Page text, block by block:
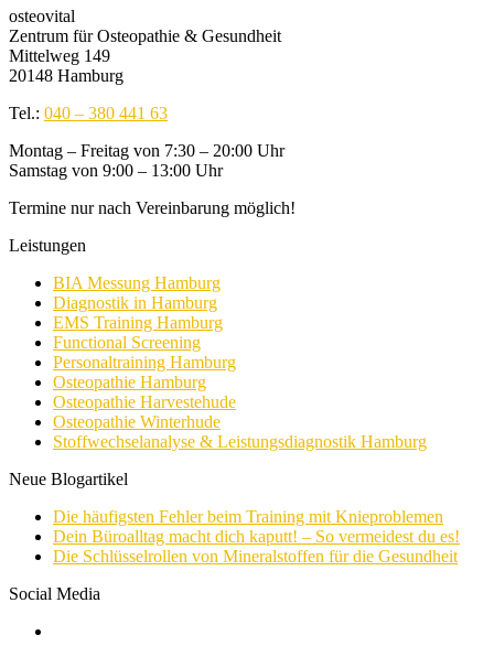
osteovital
Zentrum für Osteopathie & Gesundheit
Mittelweg 149
20148 Hamburg
Tel.: 040 – 380 441 63
Montag – Freitag von 7:30 – 20:00 Uhr
Samstag von 9:00 – 13:00 Uhr
Termine nur nach Vereinbarung möglich!
Leistungen
BIA Messung Hamburg
Diagnostik in Hamburg
EMS Training Hamburg
Functional Screening
Personaltraining Hamburg
Osteopathie Hamburg
Osteopathie Harvestehude
Osteopathie Winterhude
Stoffwechselanalyse & Leistungsdiagnostik Hamburg
Neue Blogartikel
Die häufigsten Fehler beim Training mit Knieproblemen
Dein Büroalltag macht dich kaputt! – So vermeidest du es!
Die Schlüsselrollen von Mineralstoffen für die Gesundheit
Social Media